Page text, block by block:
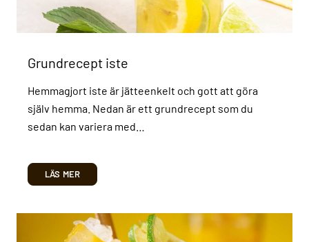
Grundrecept iste
Hemmagjort iste är jätteenkelt och gott att göra
själv hemma. Nedan är ett grundrecept som du
sedan kan variera med…
LÄS MER